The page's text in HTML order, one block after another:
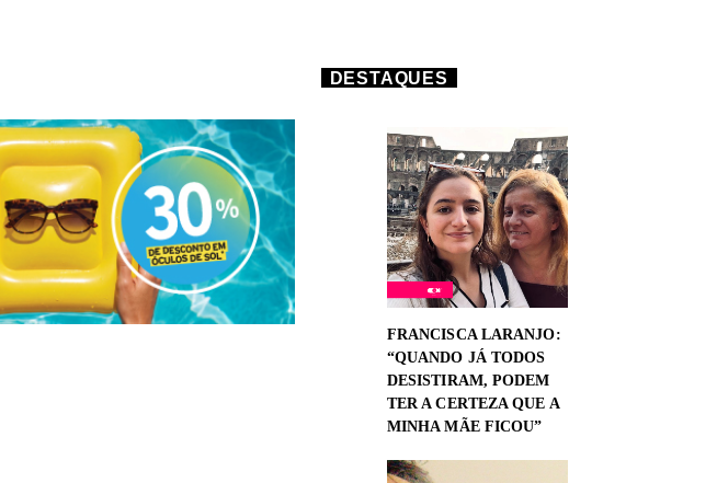
DESTAQUES
FRANCISCA LARANJO:
“QUANDO JÁ TODOS
DESISTIRAM, PODEM
TER A CERTEZA QUE A
MINHA MÃE FICOU”